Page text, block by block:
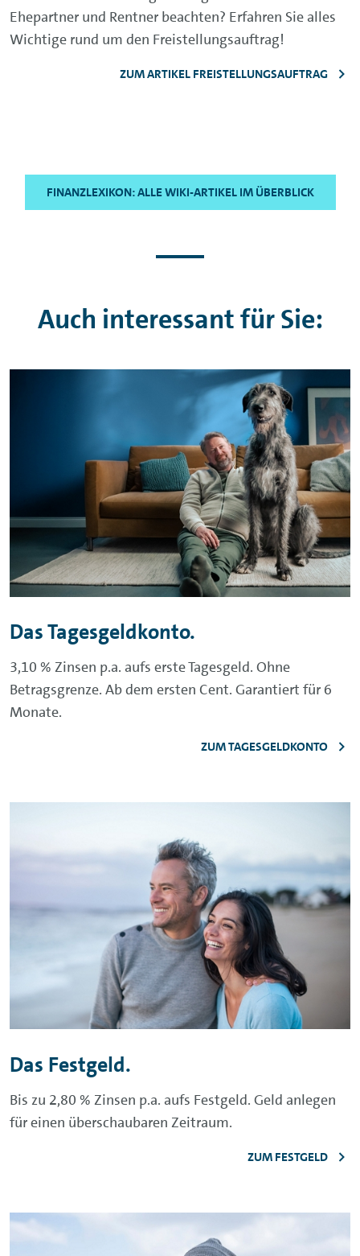
Ehepartner und Rentner beachten? Erfahren Sie alles
Wichtige rund um den Freistellungsauftrag!
ZUM ARTIKEL FREISTELLUNGSAUFTRAG
FINANZLEXIKON: ALLE WIKI-ARTIKEL IM ÜBERBLICK
Auch interessant für Sie:
Das Tagesgeldkonto.
3,10 % Zinsen p.a. aufs erste Tagesgeld. Ohne
Betragsgrenze. Ab dem ersten Cent. Garantiert für 6
Monate.
ZUM TAGESGELDKONTO
Das Festgeld.
Bis zu 2,80 % Zinsen p.a. aufs Festgeld. Geld anlegen
für einen überschaubaren Zeitraum.
ZUM FESTGELD